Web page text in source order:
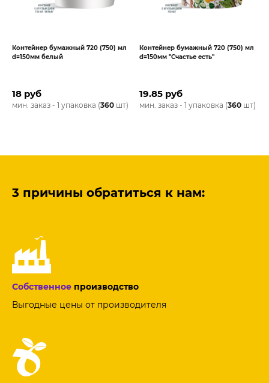
Контейнер бумажный 720 (750) мл
d=150мм белый
18 руб
мин. заказ - 1 упаковка (360 шт)
Контейнер бумажный 720 (750) мл
d=150мм "Счастье есть"
19.85 руб
мин. заказ - 1 упаковка (360 шт)
3 причины обратиться к нам:
Собственное производство
Выгодные цены от производителя